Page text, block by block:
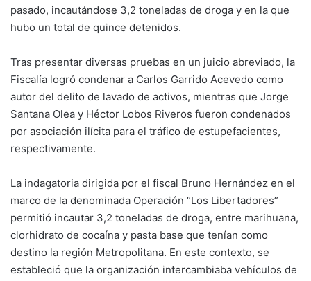
pasado, incautándose 3,2 toneladas de droga y en la que
hubo un total de quince detenidos.
Tras presentar diversas pruebas en un juicio abreviado, la
Fiscalía logró condenar a Carlos Garrido Acevedo como
autor del delito de lavado de activos, mientras que Jorge
Santana Olea y Héctor Lobos Riveros fueron condenados
por asociación ilícita para el tráfico de estupefacientes,
respectivamente.
La indagatoria dirigida por el fiscal Bruno Hernández en el
marco de la denominada Operación “Los Libertadores”
permitió incautar 3,2 toneladas de droga, entre marihuana,
clorhidrato de cocaína y pasta base que tenían como
destino la región Metropolitana. En este contexto, se
estableció que la organización intercambiaba vehículos de